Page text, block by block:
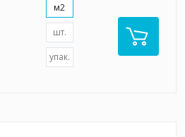
м2
шт.
упак.